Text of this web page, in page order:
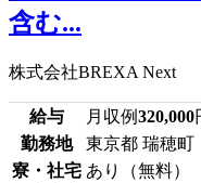
含む...
株式会社BREXA Next
給与 月収例320,000
勤務地
東京都 瑞穂町
寮・社宅 あり（無料）